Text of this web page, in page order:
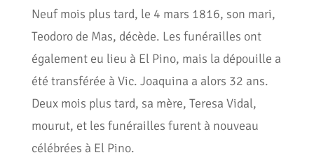
Neuf mois plus tard, le 4 mars 1816, son mari,
Teodoro de Mas, décède. Les funérailles ont
également eu lieu à El Pino, mais la dépouille a
été transférée à Vic. Joaquina a alors 32 ans.
Deux mois plus tard, sa mère, Teresa Vidal,
mourut, et les funérailles furent à nouveau
célébrées à El Pino.